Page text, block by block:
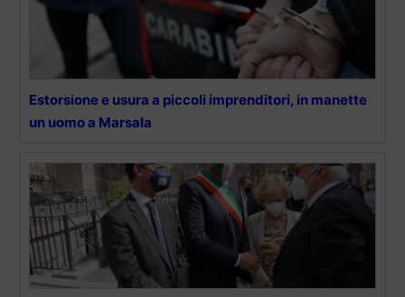
Estorsione e usura a piccoli imprenditori, in manette
un uomo a Marsala